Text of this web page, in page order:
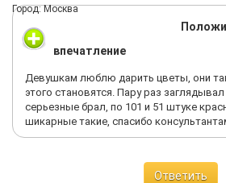
Город: Москва
впечатление
Девушкам люблю дарить цветы, они
этого становятся. Пару раз
серьезные брал, по 101 и 51 штуке
шикарные такие, спасибо
Ответить